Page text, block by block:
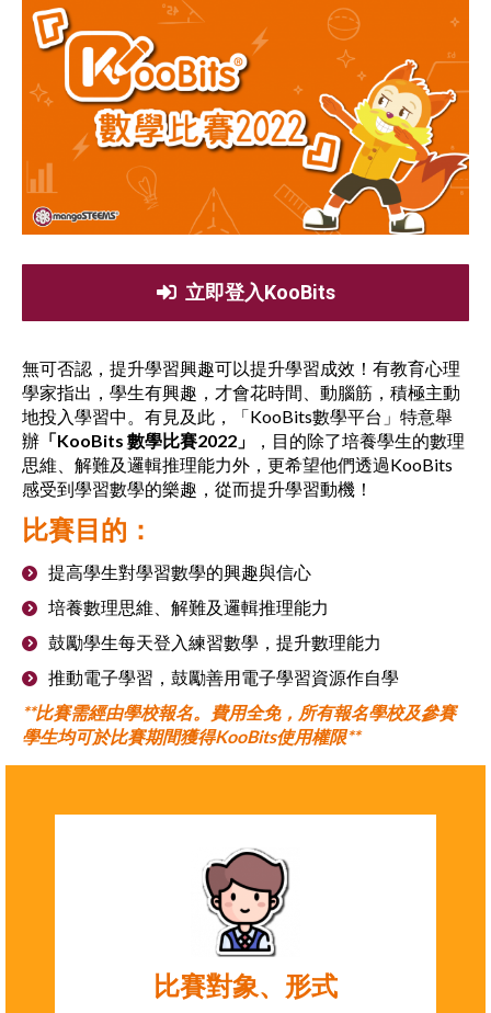
立即登入KooBits
無可否認，提升學習興趣可以提升學習成效！有教育心理
學家指出，學生有興趣，才會花時間、動腦筋，積極主動
地投入學習中。有見及此，「KooBits數學平台」特意舉
辦 「KooBits 數學比賽2022」
，目的除了培養學生的數理
思維、解難及邏輯推理能力外，更希望他們透過KooBits
感受到學習數學的樂趣，從而提升學習動機！
比賽目的：
提高學生對學習數學的興趣與信心
培養數理思維、解難及邏輯推理能力
鼓勵學生每天登入練習數學，提升數理能力
推動電子學習，鼓勵善用電子學習資源作自學
**比賽需經由學校報名。費用全免，所有報名學校及參賽
學生均可於比賽期間獲得KooBits使用權限**
比賽對象、形式